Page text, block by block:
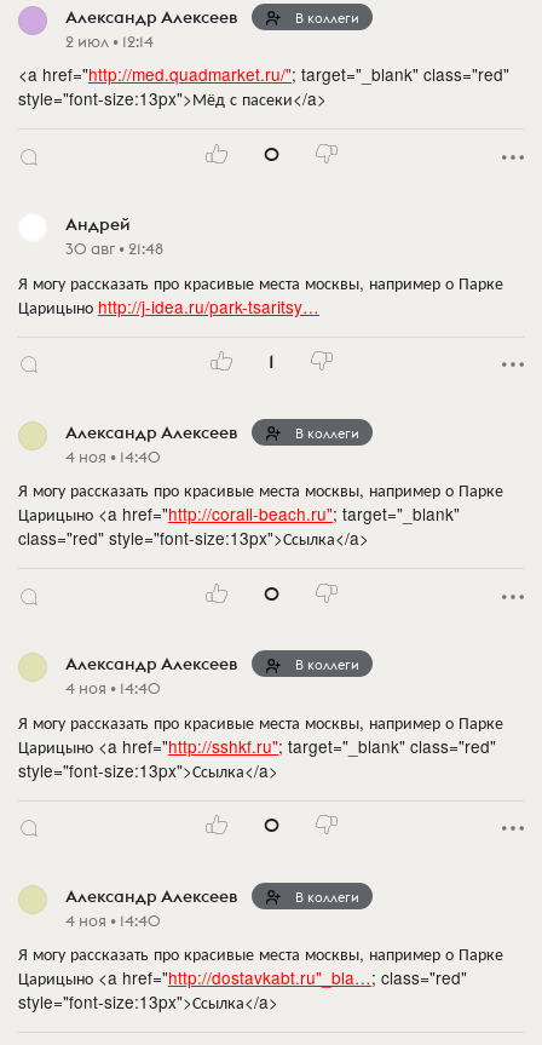
Александр Алексеев В коллеги
2 июл • 12:14
<a href="http://med.quadmarket.ru/"; target="_blank" class="red"
style="font-size:13px">Мёд с пасеки</a>
0
Андрей
30 авг • 21:48
Я могу рассказать про красивые места москвы, например о Парке
Царицыно http://j-idea.ru/park-tsaritsy…
1
Александр Алексеев В коллеги
4 ноя • 14:40
Я могу рассказать про красивые места москвы, например о Парке
Царицыно <a href="http://corall-beach.ru"; target="_blank"
class="red" style="font-size:13px">Ссылка</a>
0
Александр Алексеев В коллеги
4 ноя • 14:40
Я могу рассказать про красивые места москвы, например о Парке
Царицыно <a href="http://sshkf.ru"; target="_blank" class="red"
style="font-size:13px">Ссылка</a>
0
Александр Алексеев В коллеги
4 ноя • 14:40
Я могу рассказать про красивые места москвы, например о Парке
Царицыно <a href="http://dostavkabt.ru"_bla…; class="red"
style="font-size:13px">Ссылка</a>